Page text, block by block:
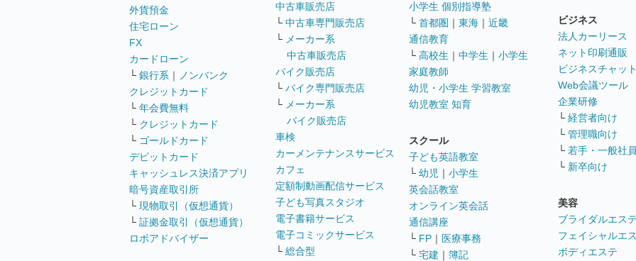
外貨預金
住宅ローン
FX
カードローン
└ 銀行系 ｜
ノンバンク
クレジットカード
└ 年会費無料
└ クレジットカード
└ ゴールドカード
デビットカード
キャッシュレス決済アプリ
暗号資産取引所
└ 現物取引（仮想通貨）
└ 証拠金取引（仮想通貨）
ロボアドバイザー
中古車販売店
└ 中古車専門販売店
└ メーカー系
中古車販売店
バイク販売店
└ バイク専門販売店
└ メーカー系
バイク販売店
車検
カーメンテナンスサービス
カフェ
定額制動画配信サービス
子ども写真スタジオ
電子書籍サービス
電子コミックサービス
└ 総合型
小学生 個別指導塾
└ 首都圏 ｜ 東海 ｜ 近畿
通信教育
└ 高校生 ｜ 中学生 ｜ 小学生
家庭教師
幼児・小学生 学習教室
幼児教室 知育
スクール
子ども英語教室
└ 幼児 ｜ 小学生
英会話教室
オンライン英会話
通信講座
└ FP ｜ 医療事務
└ 宅建 ｜ 簿記
ビジネス
法人カーリース
ネット印刷通販
ビジネスチャッ
Web会議ツール
企業研修
└ 経営者向け
└ 管理職向け
└ 若手・一般社
└ 新卒向け
美容
ブライダルエステ
フェイシャルエ
ボディエステ